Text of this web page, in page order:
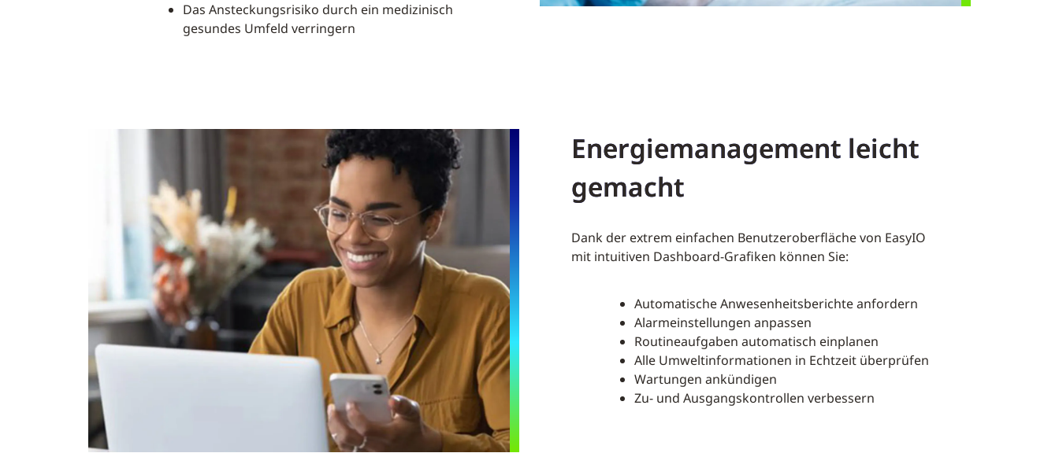
Das Ansteckungsrisiko durch ein medizinisch
gesundes Umfeld verringern
Energiemanagement leicht
gemacht
Dank der extrem einfachen Benutzeroberfläche von EasyIO
mit intuitiven Dashboard-Grafiken können Sie:
Automatische Anwesenheitsberichte anfordern
Alarmeinstellungen anpassen
Routineaufgaben automatisch einplanen
Alle Umweltinformationen in Echtzeit überprüfen
Wartungen ankündigen
Zu- und Ausgangskontrollen verbessern